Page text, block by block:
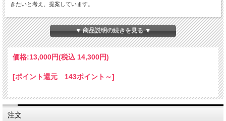
きたいと考え、提案しています。
過ぎず細過ぎない絶妙なシルエットと片方だけのナイフポケットが印象的なカーゴ
パンツ
[DUTCH ARMY FIELD CARGO PANTS WITH KNIFE POCKET ]
【ディティール詳細】
実際にオランダ軍で採用されていたフィールドカーゴパンツです。
深みのある色合いが上品さを感じさせるアイテム。
く上品さを漂わせます。
太すぎず、細すぎないバランスの良いシルエットは、幅広いスタイルに溶け込むの
で一本持っていると着回しがし易いですね。
▼ 商品説明の続きを見る ▼
価格:13,000円(税込 14,300円)
[ポイント還元 143ポイント～]
注文